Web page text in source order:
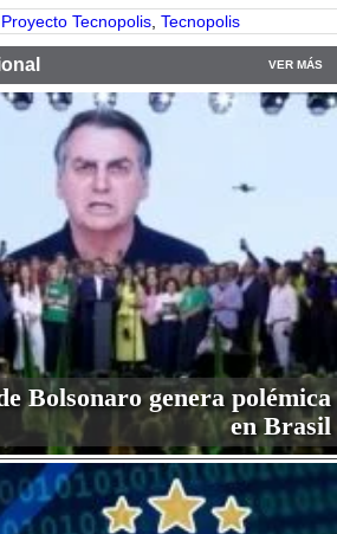
Proyecto Tecnopolis Tecnopolis
VER MÁS
Bolsonaro genera polémica
en Brasil